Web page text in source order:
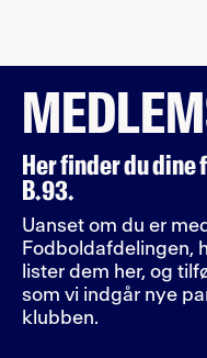
Her finder du dine
B.93.
Uanset om du er
Fodboldafdelingen,
lister dem her, og
som vi indgår nye
klubben.